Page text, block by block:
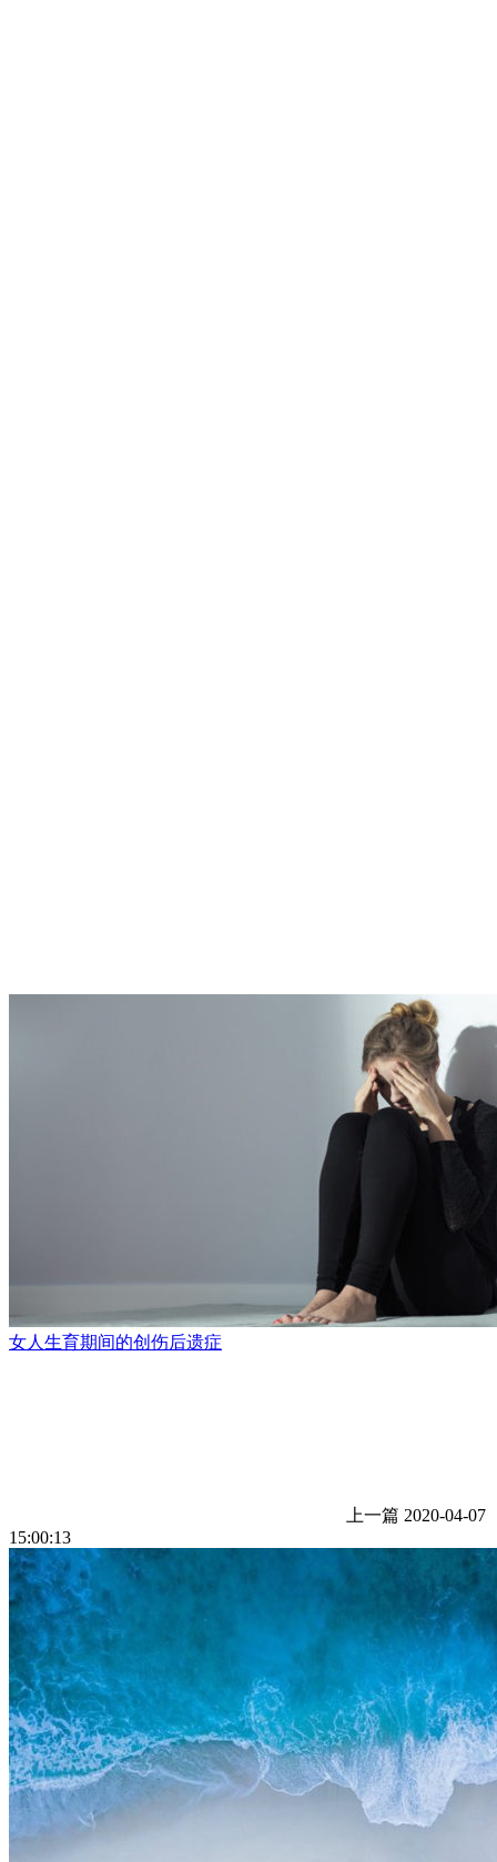
女人生育期间的创伤后遗症
上一篇 2020-04-07
15:00:13